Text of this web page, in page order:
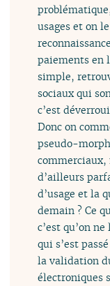
usages et on
paiements en
simple,
sociaux qui
c’est
Donc on
pseudo-
commerciaux,
d’ailleurs
d’usage et la
demain ? Ce
c’est qu’on
qui s’est
la validation
électroniques